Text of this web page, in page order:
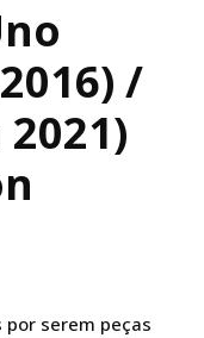
/
por serem peças